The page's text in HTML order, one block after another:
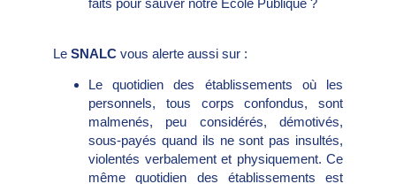
faits pour sauver notre Ecole Publique ?
Le SNALC vous alerte aussi sur :
Le quotidien des établissements où les
personnels, tous corps confondus, sont
malmenés, peu considérés, démotivés,
sous-payés quand ils ne sont pas insultés,
violentés verbalement et physiquement. Ce
même quotidien des établissements est